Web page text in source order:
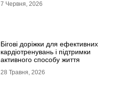
7 Червня, 2026
Бігові доріжки для ефективних
кардіотренувань і підтримки
активного способу життя
28 Травня, 2026